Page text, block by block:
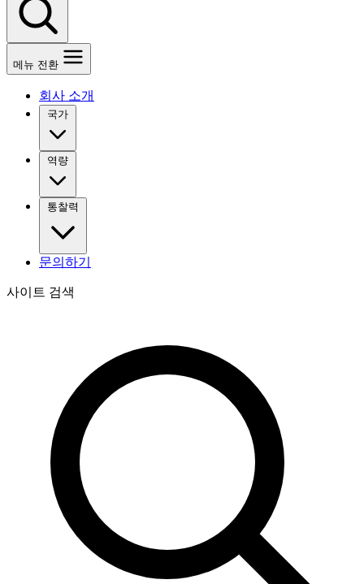
메뉴 전환
회사 소개
국가
역량
통찰력
문의하기
사이트 검색